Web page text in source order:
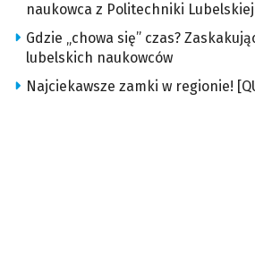
naukowca z Politechniki Lubelskiej
Gdzie „chowa się” czas?
lubelskich naukowców
Najciekawsze zamki w regionie!